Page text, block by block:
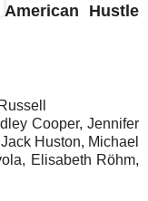
American Hustle
Cooper, Jennifer
Huston, Michael
Elisabeth Röhm,